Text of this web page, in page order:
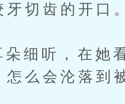
切齿的开口。
听，在她看
么会沦落到